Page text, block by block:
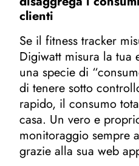
clienti
Se il fitness tracker
Digiwatt misura la tua
una specie di
di tenere sotto
rapido, il consumo
casa. Un vero e
monitoraggio sempre
grazie alla sua web